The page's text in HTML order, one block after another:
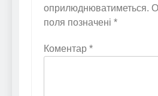
оприлюднюватиметься.
поля позначені *
Коментар *